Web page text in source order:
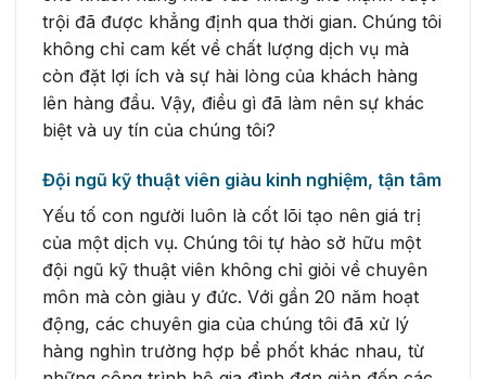
trội đã được khẳng định qua thời gian. Chúng tôi
không chỉ cam kết về chất lượng dịch vụ mà
còn đặt lợi ích và sự hài lòng của khách hàng
lên hàng đầu. Vậy, điều gì đã làm nên sự khác
biệt và uy tín của chúng tôi?
Đội ngũ kỹ thuật viên giàu kinh nghiệm, tận tâm
Yếu tố con người luôn là cốt lõi tạo nên giá trị
của một dịch vụ. Chúng tôi tự hào sở hữu một
đội ngũ kỹ thuật viên không chỉ giỏi về chuyên
môn mà còn giàu y đức. Với gần 20 năm hoạt
động, các chuyên gia của chúng tôi đã xử lý
hàng nghìn trường hợp bể phốt khác nhau, từ